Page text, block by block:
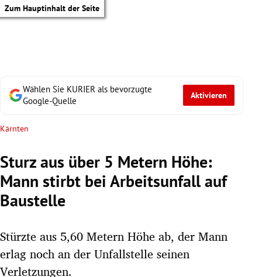
Zum Hauptinhalt der Seite
Untermenü
Wählen Sie KURIER als bevorzugte
Google-Quelle
Aktivieren
Kärnten
Sturz aus über 5 Metern Höhe:
Mann stirbt bei Arbeitsunfall auf
Baustelle
Stürzte aus 5,60 Metern Höhe ab, der Mann
erlag noch an der Unfallstelle seinen
Verletzungen.